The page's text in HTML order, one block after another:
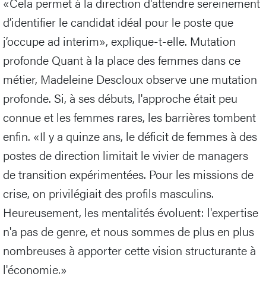
d’identifier le candidat idéal pour le poste que
j’occupe ad interim», explique-t-elle. Mutation
profonde Quant à la place des femmes dans ce
métier, Madeleine Descloux observe une mutation
profonde. Si, à ses débuts, l'approche était peu
connue et les femmes rares, les barrières tombent
enfin. «Il y a quinze ans, le déficit de femmes à des
postes de direction limitait le vivier de managers
de transition expérimentées. Pour les missions de
crise, on privilégiait des profils masculins.
Heureusement, les mentalités évoluent: l'expertise
n'a pas de genre, et nous sommes de plus en plus
nombreuses à apporter cette vision structurante à
l'économie.»